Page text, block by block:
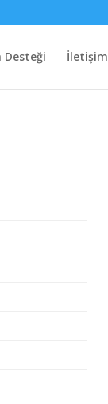
Desteği İletişim